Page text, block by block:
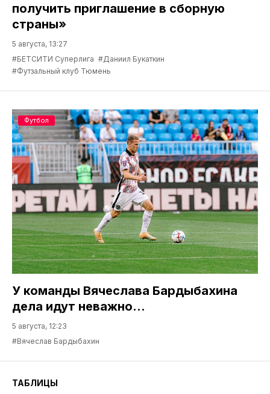
получить приглашение в сборную
страны»
5 августа, 13:27
#БЕТСИТИ Суперлига #Даниил Букаткин
#Футзальный клуб Тюмень
У команды Вячеслава Бардыбахина
дела идут неважно…
5 августа, 12:23
#Вячеслав Бардыбахин
Футбол
ТАБЛИЦЫ